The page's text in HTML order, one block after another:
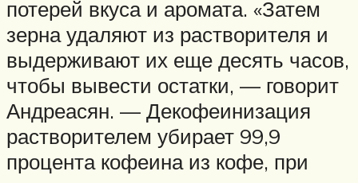
потерей вкуса и аромата. «Затем
зерна удаляют из растворителя и
выдерживают их еще десять часов,
чтобы вывести остатки, — говорит
Андреасян. — Декофеинизация
растворителем убирает 99,9
процента кофеина из кофе, при